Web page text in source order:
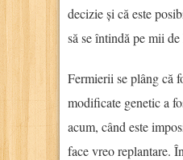
decizie și că este
să se întindă pe mii de
Fermierii se plâng că
modificate genetic a
acum, când este
face vreo replantare.